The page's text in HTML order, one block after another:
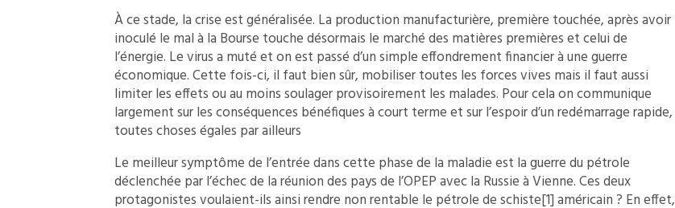
À ce stade, la crise est généralisée. La production manufacturière, première touchée, après avoir
inoculé le mal à la Bourse touche désormais le marché des matières premières et celui de
l’énergie. Le virus a muté et on est passé d’un simple effondrement financier à une guerre
économique. Cette fois-ci, il faut bien sûr, mobiliser toutes les forces vives mais il faut aussi
limiter les effets ou au moins soulager provisoirement les malades. Pour cela on communique
largement sur les conséquences bénéfiques à court terme et sur l’espoir d’un redémarrage rapide,
toutes choses égales par ailleurs
Le meilleur symptôme de l’entrée dans cette phase de la maladie est la guerre du pétrole
déclenchée par l’échec de la réunion des pays de l’OPEP avec la Russie à Vienne. Ces deux
protagonistes voulaient-ils ainsi rendre non rentable le pétrole de schiste[1]américain ? En effet,